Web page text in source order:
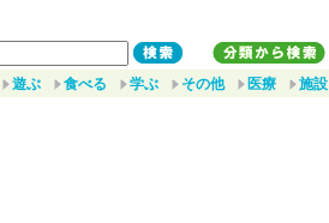
遊ぶ 食べる 学ぶ その他 医療 施設